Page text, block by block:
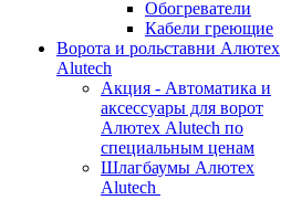
Обогреватели
Кабели греющие
Ворота и рольставни Алютех
Alutech
Акция - Автоматика и
аксессуары для ворот
Алютех Alutech по
специальным ценам
Шлагбаумы Алютех
Alutech